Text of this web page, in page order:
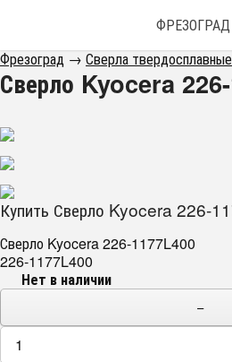
ФРЕЗОГРАД
Фрезоград → Сверла твердосплавные
Сверло Kyocera
Купить Сверло Kyocera 226-
Сверло Kyocera 226-1177L400
226-1177L400
Нет в наличии
−